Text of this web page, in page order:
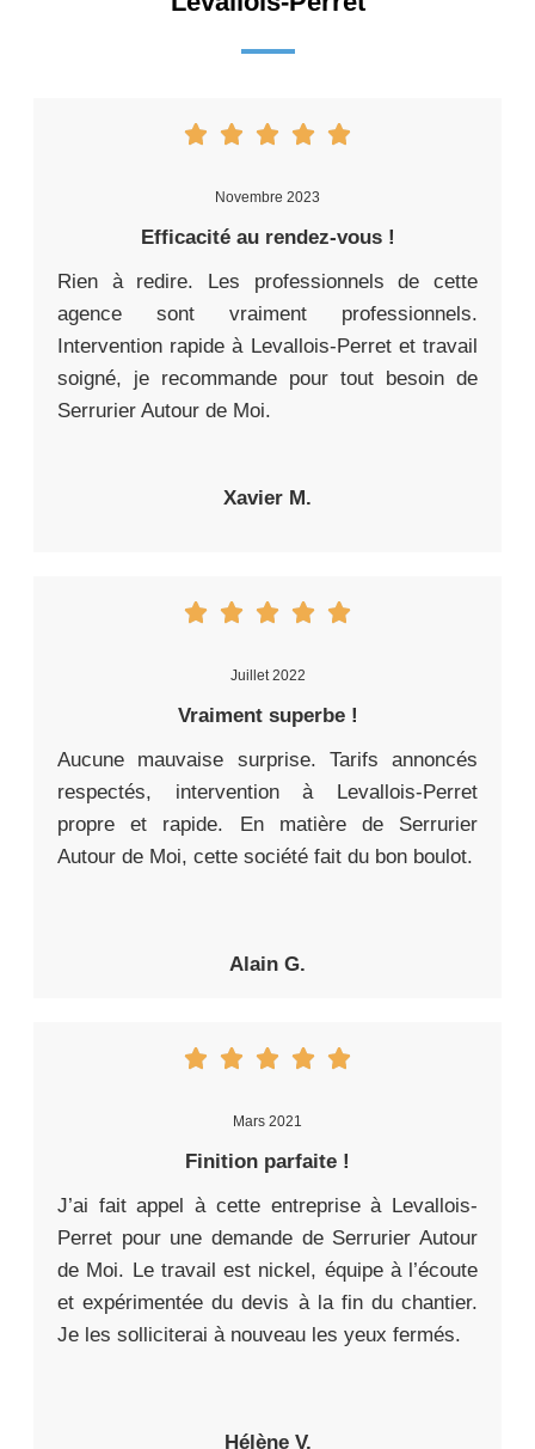
Novembre 2023
Efficacité au rendez-vous !
Rien à redire. Les professionnels de cette
agence sont vraiment professionnels.
Intervention rapide à Levallois-Perret et travail
soigné, je recommande pour tout besoin de
Serrurier Autour de Moi.
Xavier M.
Juillet 2022
Vraiment superbe !
Aucune mauvaise surprise. Tarifs annoncés
respectés, intervention à Levallois-Perret
propre et rapide. En matière de Serrurier
Autour de Moi, cette société fait du bon boulot.
Alain G.
Mars 2021
Finition parfaite !
J’ai fait appel à cette entreprise à Levallois-
Perret pour une demande de Serrurier Autour
de Moi. Le travail est nickel, équipe à l’écoute
et expérimentée du devis à la fin du chantier.
Je les solliciterai à nouveau les yeux fermés.
Hélène V.